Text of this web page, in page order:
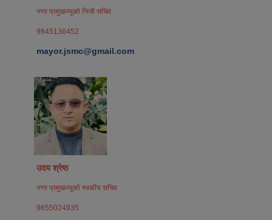
नगर प्रमुखज्यूको निजी सचिव
9845136452
mayor.jsmc@gmail.com
उदय श्रेष्ठ
नगर प्रमुखज्यूको स्वकीय सचिव
9855024935